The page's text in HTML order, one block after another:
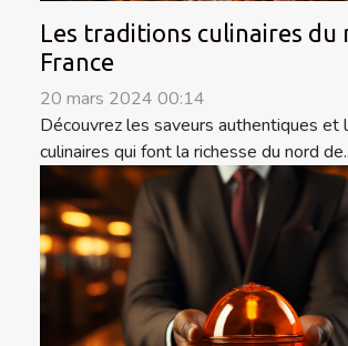
Les traditions culinaires du
France
20 mars 2024 00:14
Découvrez les saveurs authentiques et
culinaires qui font la richesse du nord